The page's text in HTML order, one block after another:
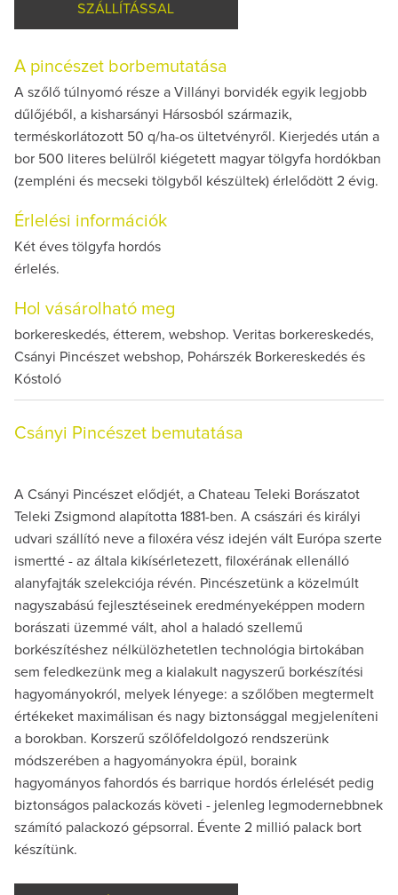
SZÁLLÍTÁSSAL
A pincészet borbemutatása
A szőlő túlnyomó része a Villányi borvidék egyik legjobb
dűlőjéből, a kisharsányi Hársosból származik,
terméskorlátozott 50 q/ha-os ültetvényről. Kierjedés után a
bor 500 literes belülről kiégetett magyar tölgyfa hordókban
(zempléni és mecseki tölgyből készültek) érlelődött 2 évig.
Érlelési információk
Két éves tölgyfa hordós
érlelés.
Hol vásárolható meg
borkereskedés, étterem, webshop. Veritas borkereskedés,
Csányi Pincészet webshop, Pohárszék Borkereskedés és
Kóstoló
Csányi Pincészet bemutatása
A Csányi Pincészet elődjét, a Chateau Teleki Borászatot
Teleki Zsigmond alapította 1881-ben. A császári és királyi
udvari szállító neve a filoxéra vész idején vált Európa szerte
ismertté - az általa kikísérletezett, filoxérának ellenálló
alanyfajták szelekciója révén. Pincészetünk a közelmúlt
nagyszabású fejlesztéseinek eredményeképpen modern
borászati üzemmé vált, ahol a haladó szellemű
borkészítéshez nélkülözhetetlen technológia birtokában
sem feledkezünk meg a kialakult nagyszerű borkészítési
hagyományokról, melyek lényege: a szőlőben megtermelt
értékeket maximálisan és nagy biztonsággal megjeleníteni
a borokban. Korszerű szőlőfeldolgozó rendszerünk
módszerében a hagyományokra épül, boraink
hagyományos fahordós és barrique hordós érlelését pedig
biztonságos palackozás követi - jelenleg legmodernebbnek
számító palackozó gépsorral. Évente 2 millió palack bort
készítünk.